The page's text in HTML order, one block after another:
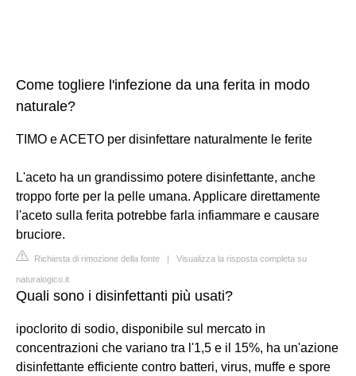
Come togliere l'infezione da una ferita in modo
naturale?
TIMO e ACETO per disinfettare naturalmente le ferite
L'aceto ha un grandissimo potere disinfettante, anche
troppo forte per la pelle umana. Applicare direttamente
l'aceto sulla ferita potrebbe farla infiammare e causare
bruciore.
Richiesta di rimozione della fonte | Visualizza la risposta completa su
naturalogico.it
Quali sono i disinfettanti più usati?
ipoclorito di sodio, disponibile sul mercato in
concentrazioni che variano tra l'1,5 e il 15%, ha un'azione
disinfettante efficiente contro batteri, virus, muffe e spore